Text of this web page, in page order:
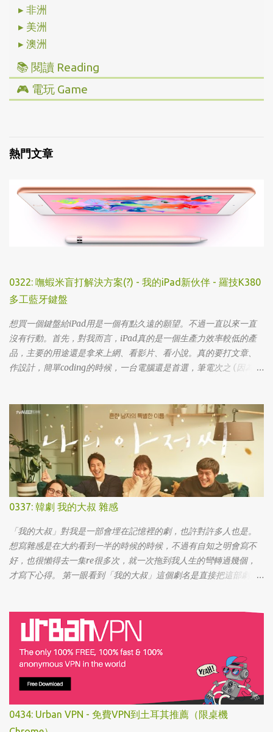
▸ 非洲
▸ 美洲
▸ 澳洲
📚 閱讀 Reading
▸ 投資理財
▸ 藝術設計
🎮 電玩 Game
熱門文章
0322: 嘸蝦米盲打解決方案(?) - 我的iPad新伙伴 - 羅技K380
多工藍牙鍵盤
想買一個鍵盤給iPad用是一個有點久遠的願望。不過一直以來一直
沒有行動。首先，對我而言，iPad真的是一個生產力效率較低的產
品，主要的用途還是拿來上網、看影片、看小說。真的要打文章、
作設計，簡單coding的時候，一台電腦還是首選，筆電次之 (因為我
這一塊吧... 可惜大一畫了一個學期的蛋之後，我就知道我在這一塊應
該是沒啥天份的XD
0337: 韓劇 我的大叔 雜感
「我的大叔」對我是一部會埋在記憶裡的劇，也許對許多人也是。
想寫雜感是在大約看到一半的時候的時候，不過有自知之明會寫不
好，也很懶得去一集re很多次，就一次拖到我人生的彎轉過幾個，
才寫下心得。 第一眼看到「我的大叔」這個劇名是直接把這部劇放
不斷，加上面臨了美、日、韓劇的劇荒，個人又特愛喪劇，我硬是
在找出來看了一次…。 不得不說，開頭的辦公室場景，打昆蟲的的情
節和打在代表頭上奇異動畫，讓我以為這是次世代的搞笑辦公室
劇。第一集看完的時候，說真的還真不知道這部劇集要表達什麼 -
因為開頭讓我覺得無厘頭的場景和後續開始步入至安的黑暗世界，
讓我好難入戲。 為什麼要作這飄蟲視角? 為什麼要加這些星星? 所以
當我推這部戲給朋友的時候，我和朋友說一定要撐過第一集，過了
就沒事了… 很可惜的是，當後面我每集都看到落淚的時候，我朋友無
0434: Urban VPN - 免費VPN到土耳其推薦（限桌機